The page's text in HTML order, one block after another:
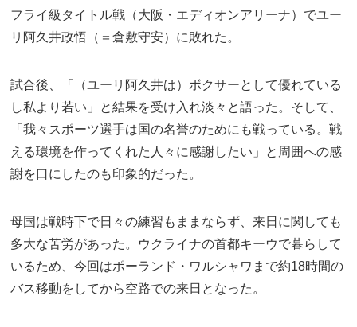
フライ級タイトル戦（大阪・エディオンアリーナ）でユー
リ阿久井政悟（＝倉敷守安）に敗れた。
試合後、「（ユーリ阿久井は）ボクサーとして優れている
し私より若い」と結果を受け入れ淡々と語った。そして、
「我々スポーツ選手は国の名誉のためにも戦っている。戦
える環境を作ってくれた人々に感謝したい」と周囲への感
謝を口にしたのも印象的だった。
母国は戦時下で日々の練習もままならず、来日に関しても
多大な苦労があった。ウクライナの首都キーウで暮らして
いるため、今回はポーランド・ワルシャワまで約18時間の
バス移動をしてから空路での来日となった。